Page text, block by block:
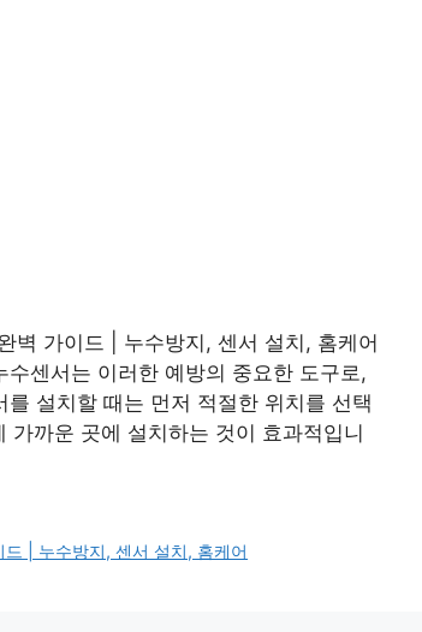
벽 가이드 | 누수방지, 센서 설치, 홈케어
센서는 이러한 예방의 중요한 도구로,
설치할 때는 먼저 적절한 위치를 선택
까운 곳에 설치하는 것이 효과적입니
| 누수방지, 센서 설치, 홈케어